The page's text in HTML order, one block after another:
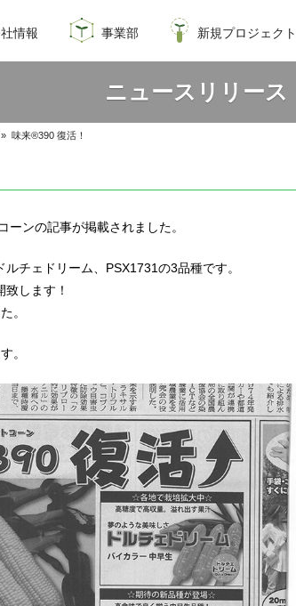
情報
要
イノベーション
報
事業部
飼料・穀物種子事業部
園芸種子部
芝生事業部
新規プロジェクト
サナテックシード
青空トマト学園
公式オンラインショ
PsEco
子実コーンNAVI
ニュースリリース
»味来®390 復活！
ーンの記事が掲載されました。
チェドリーム、PSX1731の3品種です。
します！
。
。